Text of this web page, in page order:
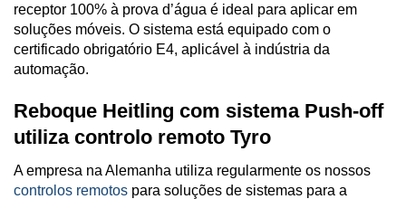
receptor 100% à prova d’água é ideal para aplicar em
soluções móveis. O sistema está equipado com o
certificado obrigatório E4, aplicável à indústria da
automação.
Reboque Heitling com sistema Push-off
utiliza controlo remoto Tyro
A empresa na Alemanha utiliza regularmente os nossos
controlos remotos para soluções de sistemas para a